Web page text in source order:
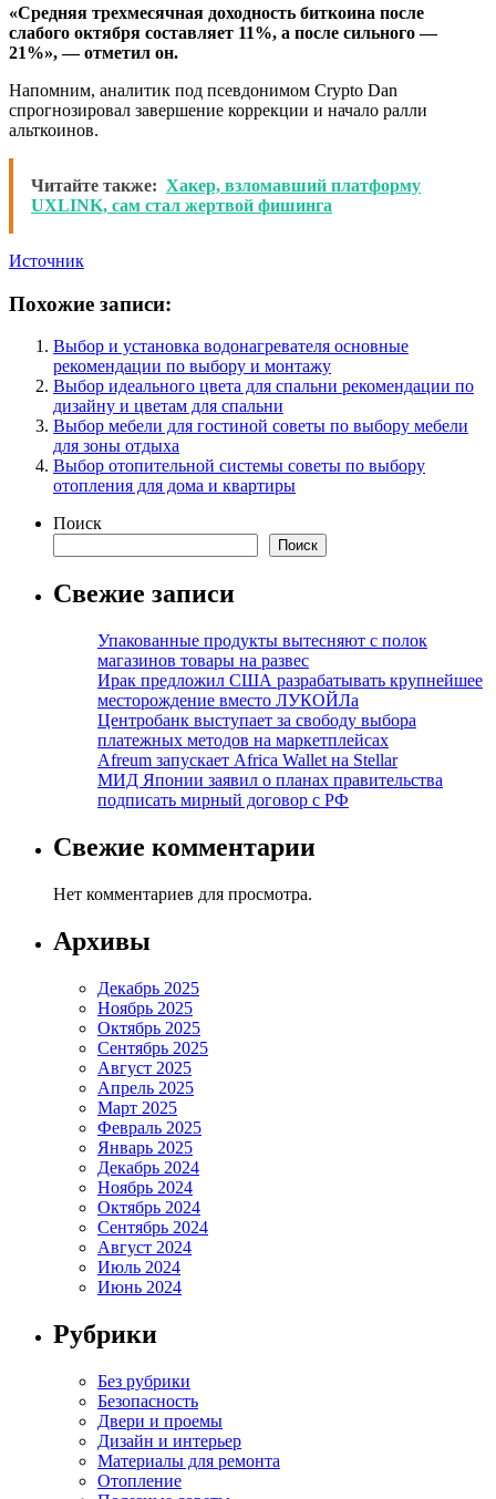
«Средняя трехмесячная доходность биткоина после
слабого октября составляет 11%, а после сильного —
21%», — отметил он.
Напомним, аналитик под псевдонимом Crypto Dan
спрогнозировал завершение коррекции и начало ралли
альткоинов.
Читайте также: Хакер, взломавший платформу
UXLINK, сам стал жертвой фишинга
Источник
Похожие записи:
Выбор и установка водонагревателя основные
рекомендации по выбору и монтажу
Выбор идеального цвета для спальни рекомендации по
дизайну и цветам для спальни
Выбор мебели для гостиной советы по выбору мебели
для зоны отдыха
Выбор отопительной системы советы по выбору
отопления для дома и квартиры
Поиск
Поиск
Свежие записи
Упакованные продукты вытесняют с полок
магазинов товары на развес
Ирак предложил США разрабатывать крупнейшее
месторождение вместо ЛУКОЙЛа
Центробанк выступает за свободу выбора
платежных методов на маркетплейсах
Afreum запускает Africa Wallet на Stellar
МИД Японии заявил о планах правительства
подписать мирный договор с РФ
Свежие комментарии
Нет комментариев для просмотра.
Архивы
Декабрь 2025
Ноябрь 2025
Октябрь 2025
Сентябрь 2025
Август 2025
Апрель 2025
Март 2025
Февраль 2025
Январь 2025
Декабрь 2024
Ноябрь 2024
Октябрь 2024
Сентябрь 2024
Август 2024
Июль 2024
Июнь 2024
Рубрики
Без рубрики
Безопасность
Двери и проемы
Дизайн и интерьер
Материалы для ремонта
Отопление